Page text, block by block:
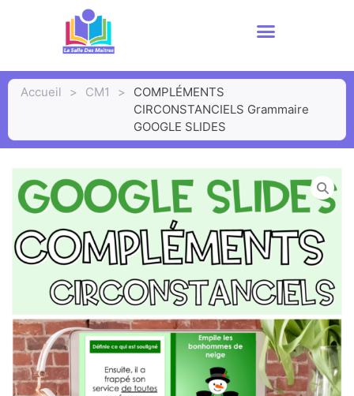
Accueil > CM1 >
COMPLÉMENTS
CIRCONSTANCIELS Grammaire
GOOGLE SLIDES